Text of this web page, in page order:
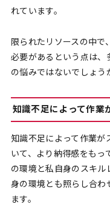
れています。
限られたリソースの中で
必要があるという点は、
の悩みではないでしょう
知識不足によって作業
知識不足によって作業が
いて、より納得感をもっ
の環境と私自身のスキル
身の環境とも照らし合わ
ます。